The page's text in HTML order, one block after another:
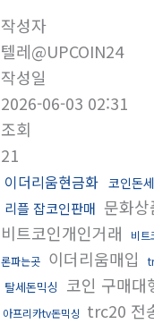
작성자
텔레@UPCOIN24
작성일
2026-06-03 02:31
조회
21
이더리움현금화 코인돈
리플 잡코인판매 문화
비트코인개인거래 비트
론파는곳 이더리움매입
탈세돈믹싱 코인 구매대
아프리카tv돈믹싱 trc20 전